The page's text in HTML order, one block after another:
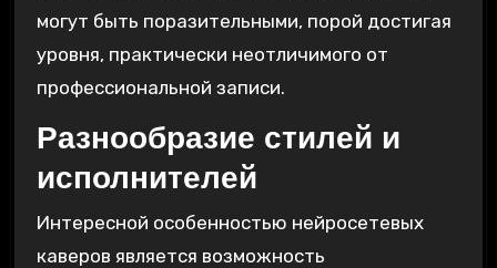
могут быть поразительными‚ порой достигая
уровня‚ практически неотличимого от
профессиональной записи.
Разнообразие стилей и
исполнителей
Интересной особенностью нейросетевых
каверов является возможность